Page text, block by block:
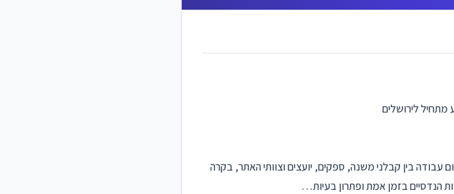
מתחיל לירושלים
עבודה בין קבלני משנה, ספקים, יועצים וצוותי האתר, בקרה
הנדסיים בזמן אמת ופתרון בעיות…